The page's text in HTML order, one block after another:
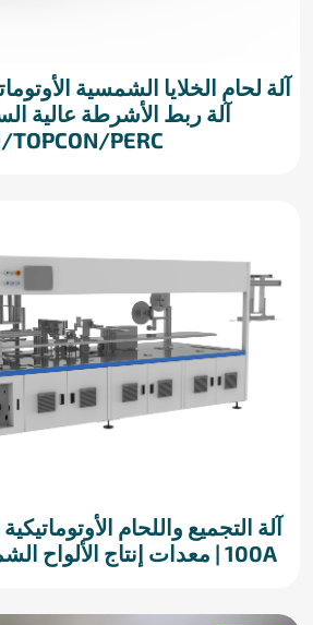
آلة ربط الأشرطة عالية
TOPCON/PERC
100A | معدات إنتاج الألواح الشمسية | Ooitech